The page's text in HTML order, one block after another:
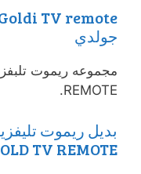
جولدي
REMOTE.
OLD TV REMOTE